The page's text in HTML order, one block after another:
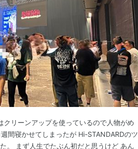
リーンアップを使っているので人物がめ
間寝かせてしまったが Hi-STANDARDのツ
。 まず人生でたぶん初だと思うけど あん